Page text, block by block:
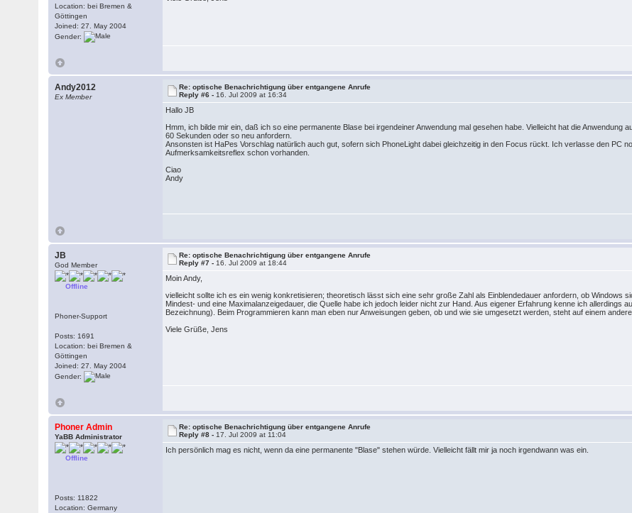
Location: bei Bremen &
Göttingen
Joined: 27. May 2004
Gender:
Andy2012
Ex Member
Re: optische Benachrichtigung über entgangene Anrufe
Reply #6 - 16. Jul 2009 at 16:34
Hallo JB
Hmm, ich bilde mir ein, daß ich so eine permanente Blase bei irgendeiner Anwendung mal gesehen habe. Vielleicht hat die Anwendung
60 Sekunden oder so neu anfordern.
Ansonsten ist HaPes Vorschlag natürlich auch gut, sofern sich PhoneLight dabei gleichzeitig in den Focus rückt. Ich verlasse den PC
Aufmerksamkeitsreflex schon vorhanden.
Ciao
Andy
JB
God Member
Offline
Phoner-Support
Posts: 1691
Location: bei Bremen &
Göttingen
Joined: 27. May 2004
Gender:
Re: optische Benachrichtigung über entgangene Anrufe
Reply #7 - 16. Jul 2009 at 18:44
Moin Andy,
vielleicht sollte ich es ein wenig konkretisieren; theoretisch lässt sich eine sehr große Zahl als Einblendedauer anfordern, ob Windows
Mindest- und eine Maximalanzeigedauer, die Quelle habe ich jedoch leider nicht zur Hand. Aus eigener Erfahrung kenne ich allerdings
Bezeichnung). Beim Programmieren kann man eben nur Anweisungen geben, ob und wie sie umgesetzt werden, steht auf einem
Viele Grüße, Jens
Phoner Admin
YaBB Administrator
Offline
Posts: 11822
Location: Germany
Re: optische Benachrichtigung über entgangene Anrufe
Reply #8 - 17. Jul 2009 at 11:04
Ich persönlich mag es nicht, wenn da eine permanente "Blase" stehen würde. Vielleicht fällt mir ja noch irgendwann was ein.